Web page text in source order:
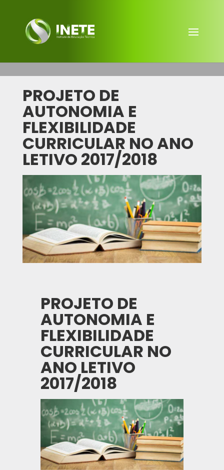
PROJETO DE
AUTONOMIA E
FLEXIBILIDADE
CURRICULAR NO ANO
LETIVO 2017/2018
PROJETO DE
AUTONOMIA E
FLEXIBILIDADE
CURRICULAR NO
ANO LETIVO
2017/2018